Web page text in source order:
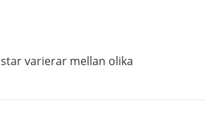
varierar mellan olika